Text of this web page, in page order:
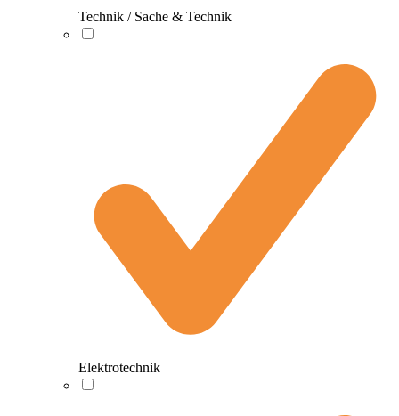
Technik / Sache & Technik
Elektrotechnik